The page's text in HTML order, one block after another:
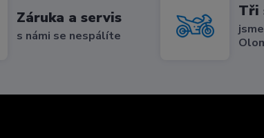
Záruka a servis
s námi se nespálíte
Tři